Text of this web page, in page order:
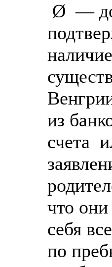
Ø —
из
счета
что
себя
по